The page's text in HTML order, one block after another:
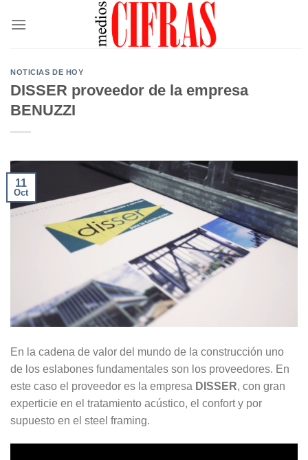
NOTICIAS DE HOY
DISSER proveedor de la empresa
BENUZZI
11
Oct
En la cadena de valor del mundo de la construcción uno
de los eslabones fundamentales son los proveedores. En
este caso el proveedor es la empresa DISSER, con gran
experticie en el tratamiento acústico, el confort y por
supuesto en el steel framing.